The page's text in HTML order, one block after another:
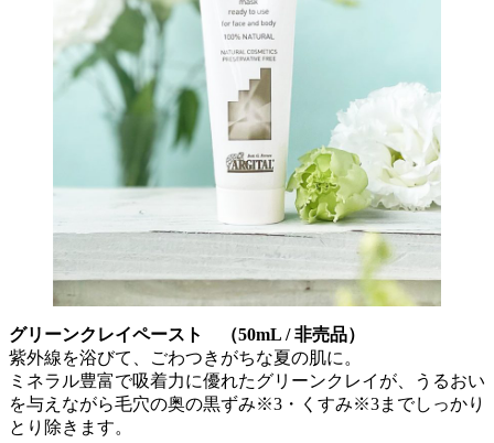
グリーンクレイペースト （50mL / 非売品）
紫外線を浴びて、ごわつきがちな夏の肌に。
ミネラル豊富で吸着力に優れたグリーンクレイが、うるおい
を与えながら毛穴の奥の黒ずみ※3・くすみ※3までしっかり
とり除きます。